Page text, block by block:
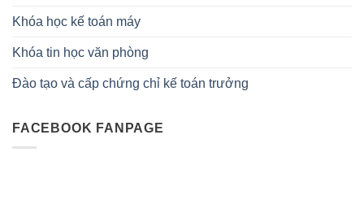
Khóa học kế toán máy
Khóa tin học văn phòng
Đào tạo và cấp chứng chỉ kế toán trưởng
FACEBOOK FANPAGE